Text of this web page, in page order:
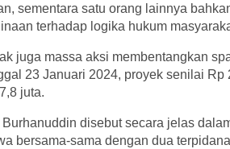
sementara satu orang lainnya
terhadap logika hukum
juga massa aksi membentangkan
23 Januari 2024, proyek senilai
juta.
Burhanuddin disebut secara jelas
bersama-sama dengan dua